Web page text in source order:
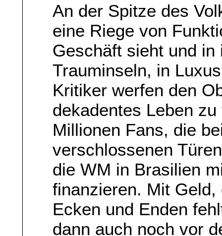
An der Spitze des
eine Riege von
Geschäft sieht und
Trauminseln, in
Kritiker werfen den
dekadentes Leben
Millionen Fans, die
verschlossenen
die WM in Brasilien
finanzieren. Mit
Ecken und Enden
dann auch noch vor